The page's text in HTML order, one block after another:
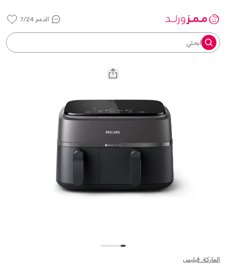
الدعم 7/24
ابحثي
الماركة: فيلبس